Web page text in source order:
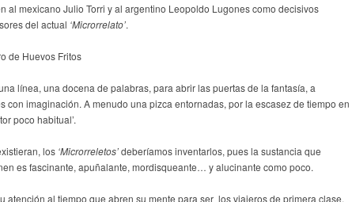
al mexicano Julio Torri y al argentino Leopoldo Lugones como decisivos
del actual ‘Microrrelato’.
línea, una docena de palabras, para abrir las puertas de la fantasía, a
con imaginación. A menudo una pizca entornadas, por la escasez de tiempo en
poco habitual’.
los ‘Microrreletos’deberíamos inventarlos, pues la sustancia que
es fascinante, apuñalante, mordisqueante… y alucinante como poco.
atención al tiempo que abren su mente para ser los viajeros de primera clase,